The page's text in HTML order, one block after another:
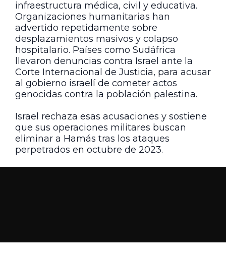
infraestructura médica, civil y educativa.
Organizaciones humanitarias han
advertido repetidamente sobre
desplazamientos masivos y colapso
hospitalario. Países como Sudáfrica
llevaron denuncias contra Israel ante la
Corte Internacional de Justicia, para acusar
al gobierno israelí de cometer actos
genocidas contra la población palestina.
Israel rechaza esas acusaciones y sostiene
que sus operaciones militares buscan
eliminar a Hamás tras los ataques
perpetrados en octubre de 2023.